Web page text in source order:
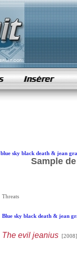
blue sky black death & jean
Sample
Threats
Blue sky black death & jean
The evil jeanius[2008]